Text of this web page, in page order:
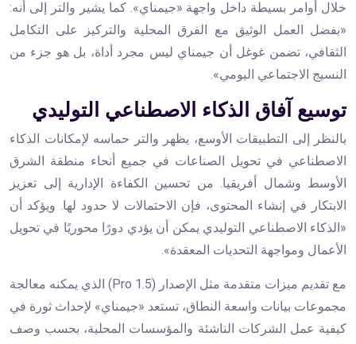
خلال أوامر بسيطة داخل واجهة «جيمناي». كما يشير والتر إلى أنه:
«بفضل العمل الوثيق مع الفرق المحلية والتركيز على التكامل
الثقافي، تضمن غوغل أن جيمناي ليس مجرد أداة، بل هو جزء من
النسيج الاجتماعي اليومي».
توسيع آفاق الذكاء الاصطناعي التوليدي
بالنظر إلى التطبيقات الأوسع، يظهر والتر حماسه لإمكانات الذكاء
الاصطناعي في تحويل الصناعات في جميع أنحاء منطقة الشرق
الأوسط وشمال أفريقيا. من تحسين الكفاءة الإدارية إلى تعزيز
الابتكار في إنشاء المحتوى، فإن الاحتمالات لا حدود لها. ويؤكد أن
«الذكاء الاصطناعي التوليدي يمكن أن يؤدي دورًا محوريًا في تحويل
الأعمال ومواجهة التحديات المعقدة».
مع تقديم ميزات متقدمة مثل الإصدار (1.5 Pro) الذي يمكنه معالجة
مجموعات بيانات واسعة النطاق، تستعد «جيمناي» لإحداث ثورة في
كيفية عمل الشركات الناشئة والمؤسسات المحلية، بحسب وصف